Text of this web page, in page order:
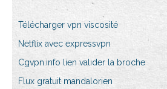
Télécharger vpn viscosité
Netflix avec expressvpn
Cgvpn.info lien valider la broche
Flux gratuit mandalorien